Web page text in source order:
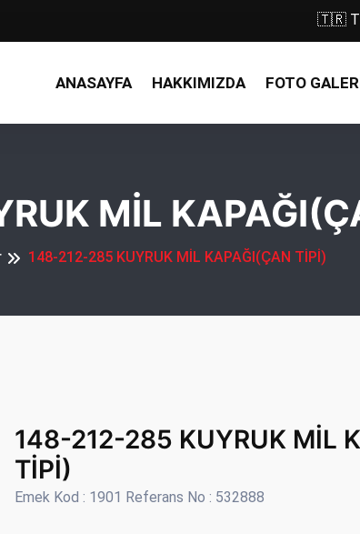
🇹🇷
ANASAYFA HAKKIMIZDA FOTO
MİL
148-212-285 KUYRUK MİL KAPAĞI(ÇAN TİPİ)
148-212-285 KUYRUK MİL
TİPİ)
Emek Kod : 1901 Referans No : 532888